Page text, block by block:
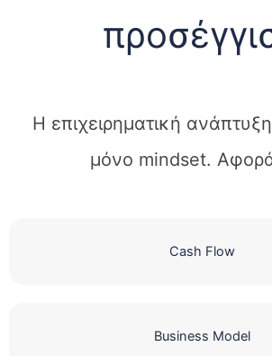
Η επιχειρηματική
μόνο mindset.
Cash Flow
Business Model